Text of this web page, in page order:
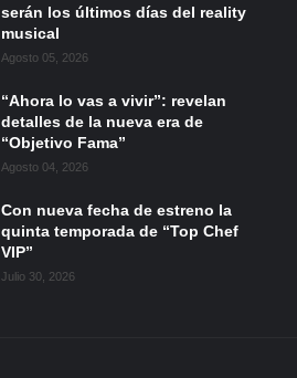
serán los últimos días del reality
musical
Agosto 05, 2026
“Ahora lo vas a vivir”: revelan
detalles de la nueva era de
“Objetivo Fama”
Agosto 04, 2026
Con nueva fecha de estreno la
quinta temporada de “Top Chef
VIP”
Julio 30, 2026